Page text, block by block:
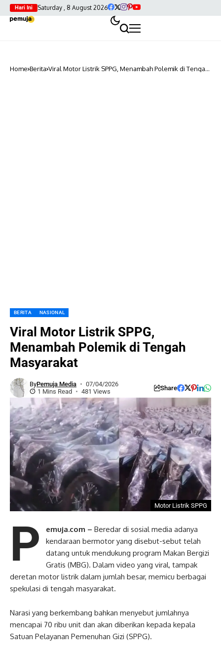
Hari Ini Saturday , 8 August 2026
Home Berita Viral Motor Listrik SPPG, Menambah Polemik di Tengah
BERITA NASIONAL
Viral Motor Listrik SPPG,
Menambah Polemik di Tengah
Masyarakat
ByPemuja Media
07/04/2026
1 Mins Read
481 Views Share
Motor Listrik SPPG
P emuja.com – Beredar di sosial media adanya
kendaraan bermotor yang disebut-sebut telah
datang untuk mendukung program Makan Bergizi
Gratis (MBG). Dalam video yang viral, tampak
deretan motor listrik dalam jumlah besar, memicu berbagai
spekulasi di tengah masyarakat.
Narasi yang berkembang bahkan menyebut jumlahnya
mencapai 70 ribu unit dan akan diberikan kepada kepala
Satuan Pelayanan Pemenuhan Gizi (SPPG).